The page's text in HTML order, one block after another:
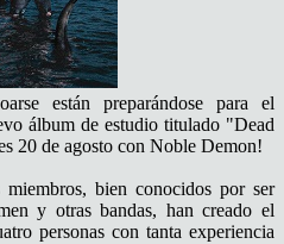
están preparándose para el
álbum de estudio titulado "Dead
20 de agosto con Noble Demon!
bien conocidos por ser
y otras bandas, han creado el
personas con tanta experiencia